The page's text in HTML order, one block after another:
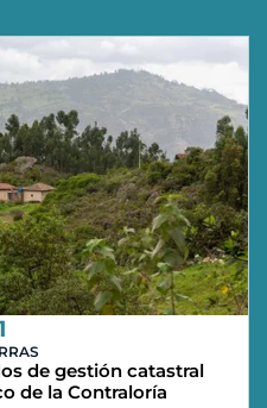
de gestión catastral
de la Contraloría